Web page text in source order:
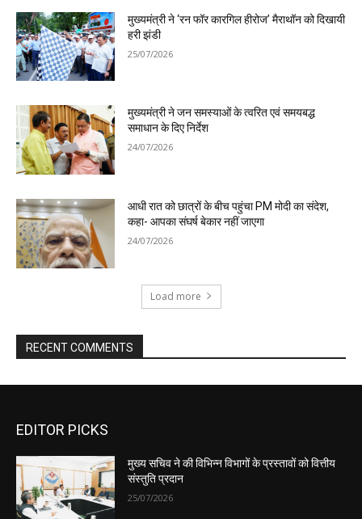
EDITOR PICKS
मुख्य सचिव ने की विभिन्न विभागों के प्रस्तावों को वित्तीय
संस्तुति प्रदान
25/07/2026